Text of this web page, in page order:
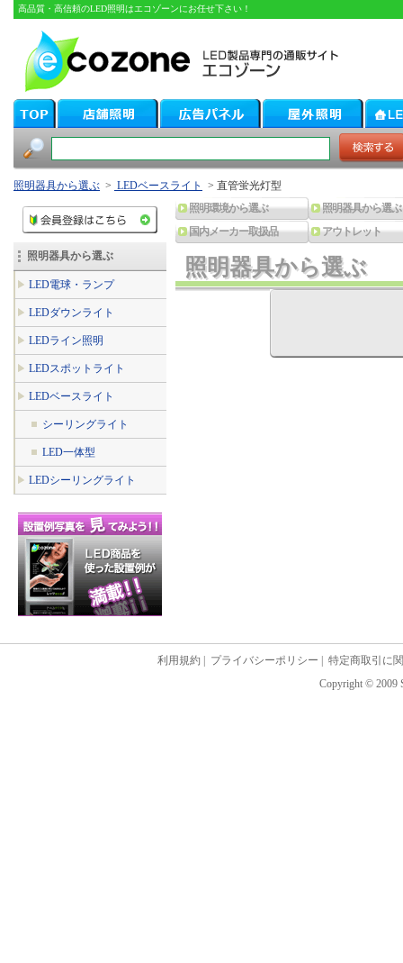
高品質・高信頼のLED照明はエコゾーンにお任せ下さい！
照明器具から選ぶ > LEDベースライト > 直管蛍光灯型
照明器具から選ぶ
LED電球・ランプ
LEDダウンライト
LEDライン照明
LEDスポットライト
LEDベースライト
シーリングライト
LED一体型
LEDシーリングライト
照明環境から選ぶ
照明器具から選ぶ
国内メーカー取扱品
アウトレット
照明器具から選ぶ
照明器具から選ぶ
利用規約 プライバシーポリシー
特定商取引に
Copyright © 2009